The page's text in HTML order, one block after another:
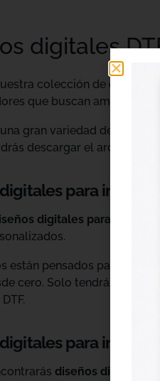
digitales
colección de diseños
que buscan ampliar su
gran variedad de
descargar el archivo y
para
digitales para DTF
están pensados para
cero. Solo tendrás que
para
diseños digitales